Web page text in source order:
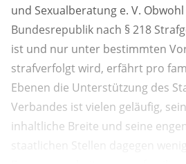
und Sexualberatung e. V.
Bundesrepublik nach § 218
ist und nur unter bestimmten
strafverfolgt wird, erfährt pro
Ebenen die Unterstützung des
Verbandes ist vielen geläufig,
inhaltliche Breite und seine
staatlichen Stellen dagegen